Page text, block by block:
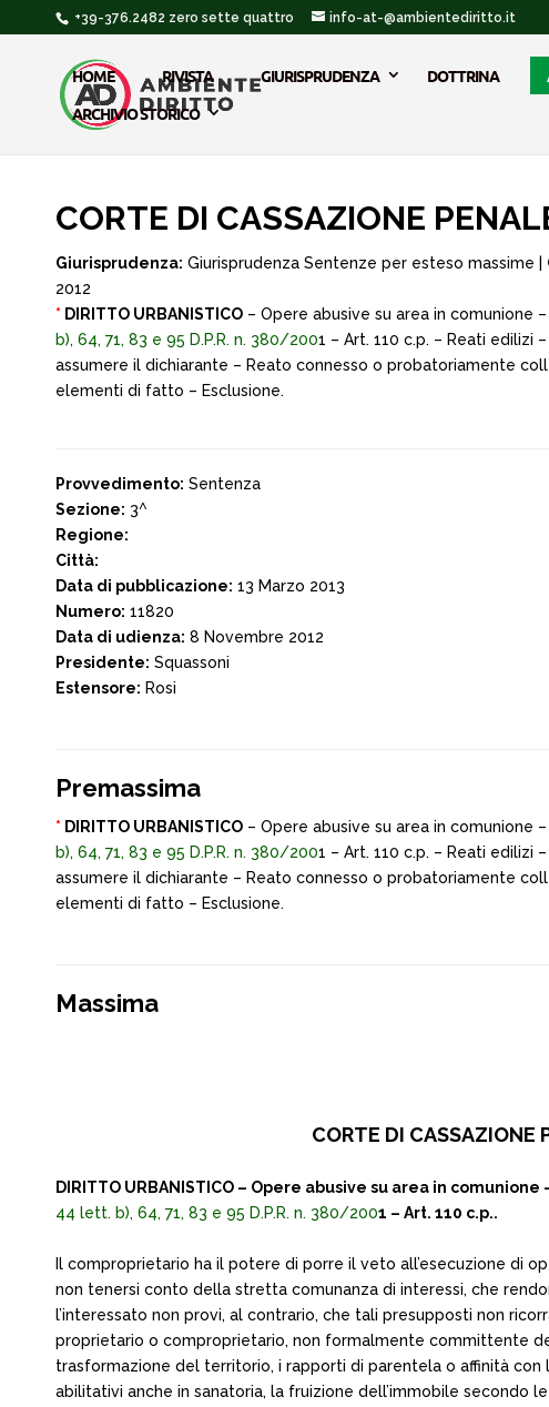
+39-376.2482 zero sette quattro info-at-@ambientediritto.it
HOME RIVISTA GIURISPRUDENZA DOTTRINA
ARCHIVIO STORICO
CORTE DI CASSAZIONE
Giurisprudenza: Giurisprudenza Sentenze per esteso massime |
2012
* DIRITTO URBANISTICO – Opere abusive su area in
b), 64, 71, 83 e 95 D.P.R. n. 380/2001 – Art. 110 c.p. – Reati edilizi
assumere il dichiarante – Reato connesso o probatoriamente
elementi di fatto – Esclusione.
Provvedimento: Sentenza
Sezione: 3^
Regione:
Città:
Data di pubblicazione: 13 Marzo 2013
Numero: 11820
Data di udienza: 8 Novembre 2012
Presidente: Squassoni
Estensore: Rosi
Premassima
* DIRITTO URBANISTICO – Opere abusive su area in
b), 64, 71, 83 e 95 D.P.R. n. 380/2001 – Art. 110 c.p. – Reati edilizi
assumere il dichiarante – Reato connesso o probatoriamente
elementi di fatto – Esclusione.
Massima
CORTE DI
DIRITTO URBANISTICO – Opere abusive su area in
44 lett. b), 64, 71, 83 e 95 D.P.R. n. 380/2001 – Art. 110 c.p..
Il comproprietario ha il potere di porre il veto all’esecuzione di
non tenersi conto della stretta comunanza di interessi, che
l’interessato non provi, al contrario, che tali presupposti non
proprietario o comproprietario, non formalmente committente
trasformazione del territorio, i rapporti di parentela o affinità
abilitativi anche in sanatoria, la fruizione dell’immobile secondo